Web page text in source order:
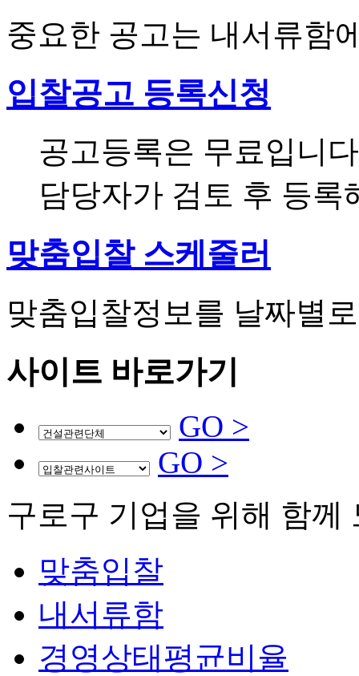
중요한 공고는 내서류함
입찰공고 등록신청
공고등록은 무료입니
담당자가 검토 후 등록
맞춤입찰 스케줄러
맞춤입찰정보를 날짜별
사이트 바로가기
GO >
GO >
구로구 기업을 위해 함께
맞춤입찰
내서류함
경영상태평균비율